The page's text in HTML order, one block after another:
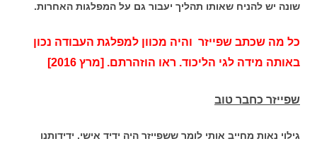
שונה יש להניח שאותו תהליך יעבור גם על המפלגות האחרות.
כל מה שכתב שפייזר והיה מכוון למפלגת העבודה נכון
באותה מידה לגי הליכוד. ראו הוזהרתם. [מרץ 2016]
שפייזר כחבר טוב
גילוי נאות מחייב אותי לומר ששפייזר היה ידיד אישי. ידידותנו